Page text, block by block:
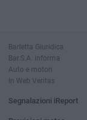
Barletta Giuridica
Bar.S.A. informa
Auto e motori
In Web Veritas
Segnalazioni iReport